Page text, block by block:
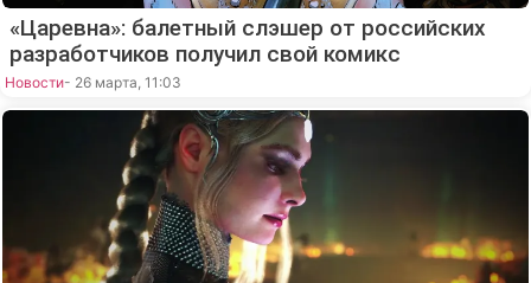
«Царевна»: балетный слэшер от российских
разработчиков получил свой комикс
Новости- 26 марта, 11:03